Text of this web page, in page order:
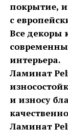
покрытие,
с
Все декоры
интерьера.
Ламинат
и износу
Ламинат